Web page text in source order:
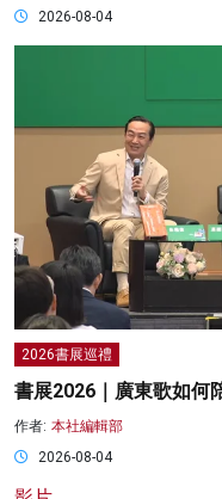
2026-08-04
2026書展巡禮
書展2026｜廣東歌如何
作者: 本社編輯部
2026-08-04